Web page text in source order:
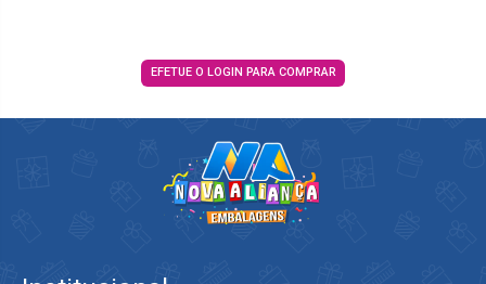
EFETUE O LOGIN PARA COMPRAR